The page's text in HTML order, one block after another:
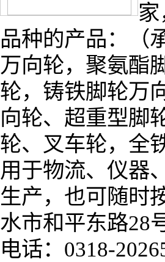
品种的产品：（
万向轮，聚氨酯
轮，铸铁脚轮万
向轮、超重型脚
轮、叉车轮，全
用于物流、仪器
生产，也可随时
水市和平东路28
电话：0318-